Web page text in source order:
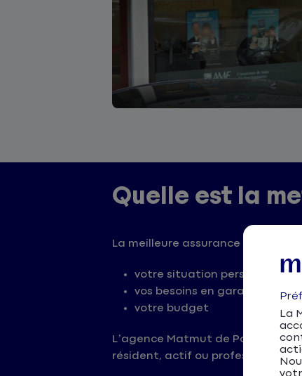
Quelle est la
La meilleure assurance à Pontivy
votre situation personnelle
vos besoins en garanties
votre budget
L’agence Matmut de Pontivy
résident, actif ou professionnel
La